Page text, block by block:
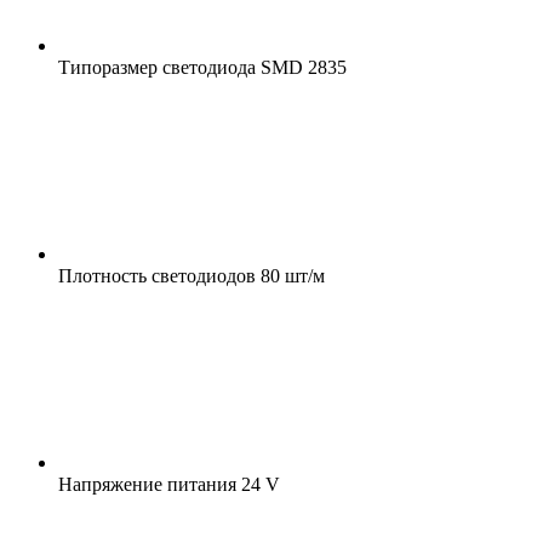
Типоразмер светодиода SMD 2835
Плотность светодиодов 80 шт/м
Напряжение питания 24 V